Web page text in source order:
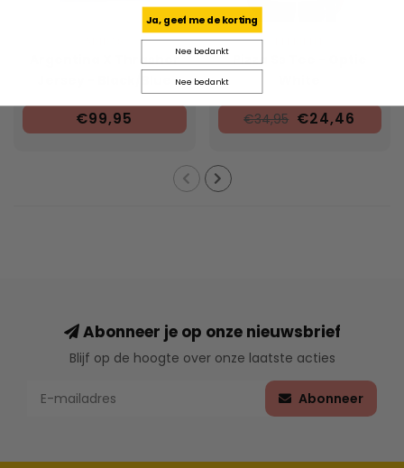
Argentina X Thrasher
€99,95
Pizza Ss Tee - Optic
€34,95 €24,46
Abonneer je op onze nieuwsbrief
Blijf op de hoogte over onze laatste acties
Abonneer
Ja, geef me de korting
Nee bedankt
Nee bedankt